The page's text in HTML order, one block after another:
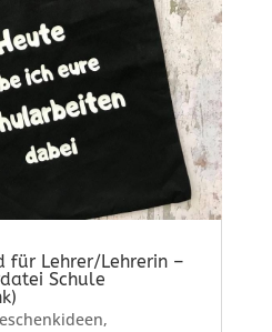
für Lehrer/Lehrerin –
Schule
,